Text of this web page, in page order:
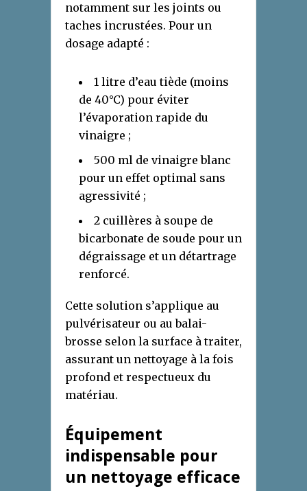
notamment sur les joints ou
taches incrustées. Pour un
dosage adapté :
1 litre d’eau tiède (moins
de 40°C) pour éviter
l’évaporation rapide du
vinaigre ;
500 ml de vinaigre blanc
pour un effet optimal sans
agressivité ;
2 cuillères à soupe de
bicarbonate de soude pour un
dégraissage et un détartrage
renforcé.
Cette solution s’applique au
pulvérisateur ou au balai-
brosse selon la surface à traiter,
assurant un nettoyage à la fois
profond et respectueux du
matériau.
Équipement
indispensable pour
un nettoyage efficace